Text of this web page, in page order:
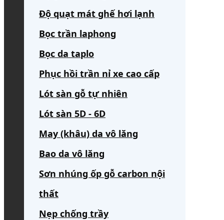
Độ quạt mát ghế hơi lạnh
Bọc trần laphong
Bọc da taplo
Phục hồi trần nỉ xe cao cấp
Lót sàn gỗ tự nhiên
Lót sàn 5D - 6D
May (khâu) da vô lăng
Bao da vô lăng
Sơn nhúng ốp gỗ carbon nội
thất
Nẹp chống trầy